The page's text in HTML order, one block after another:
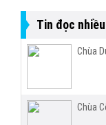
Tin đọc nhiều
Chùa
Chùa